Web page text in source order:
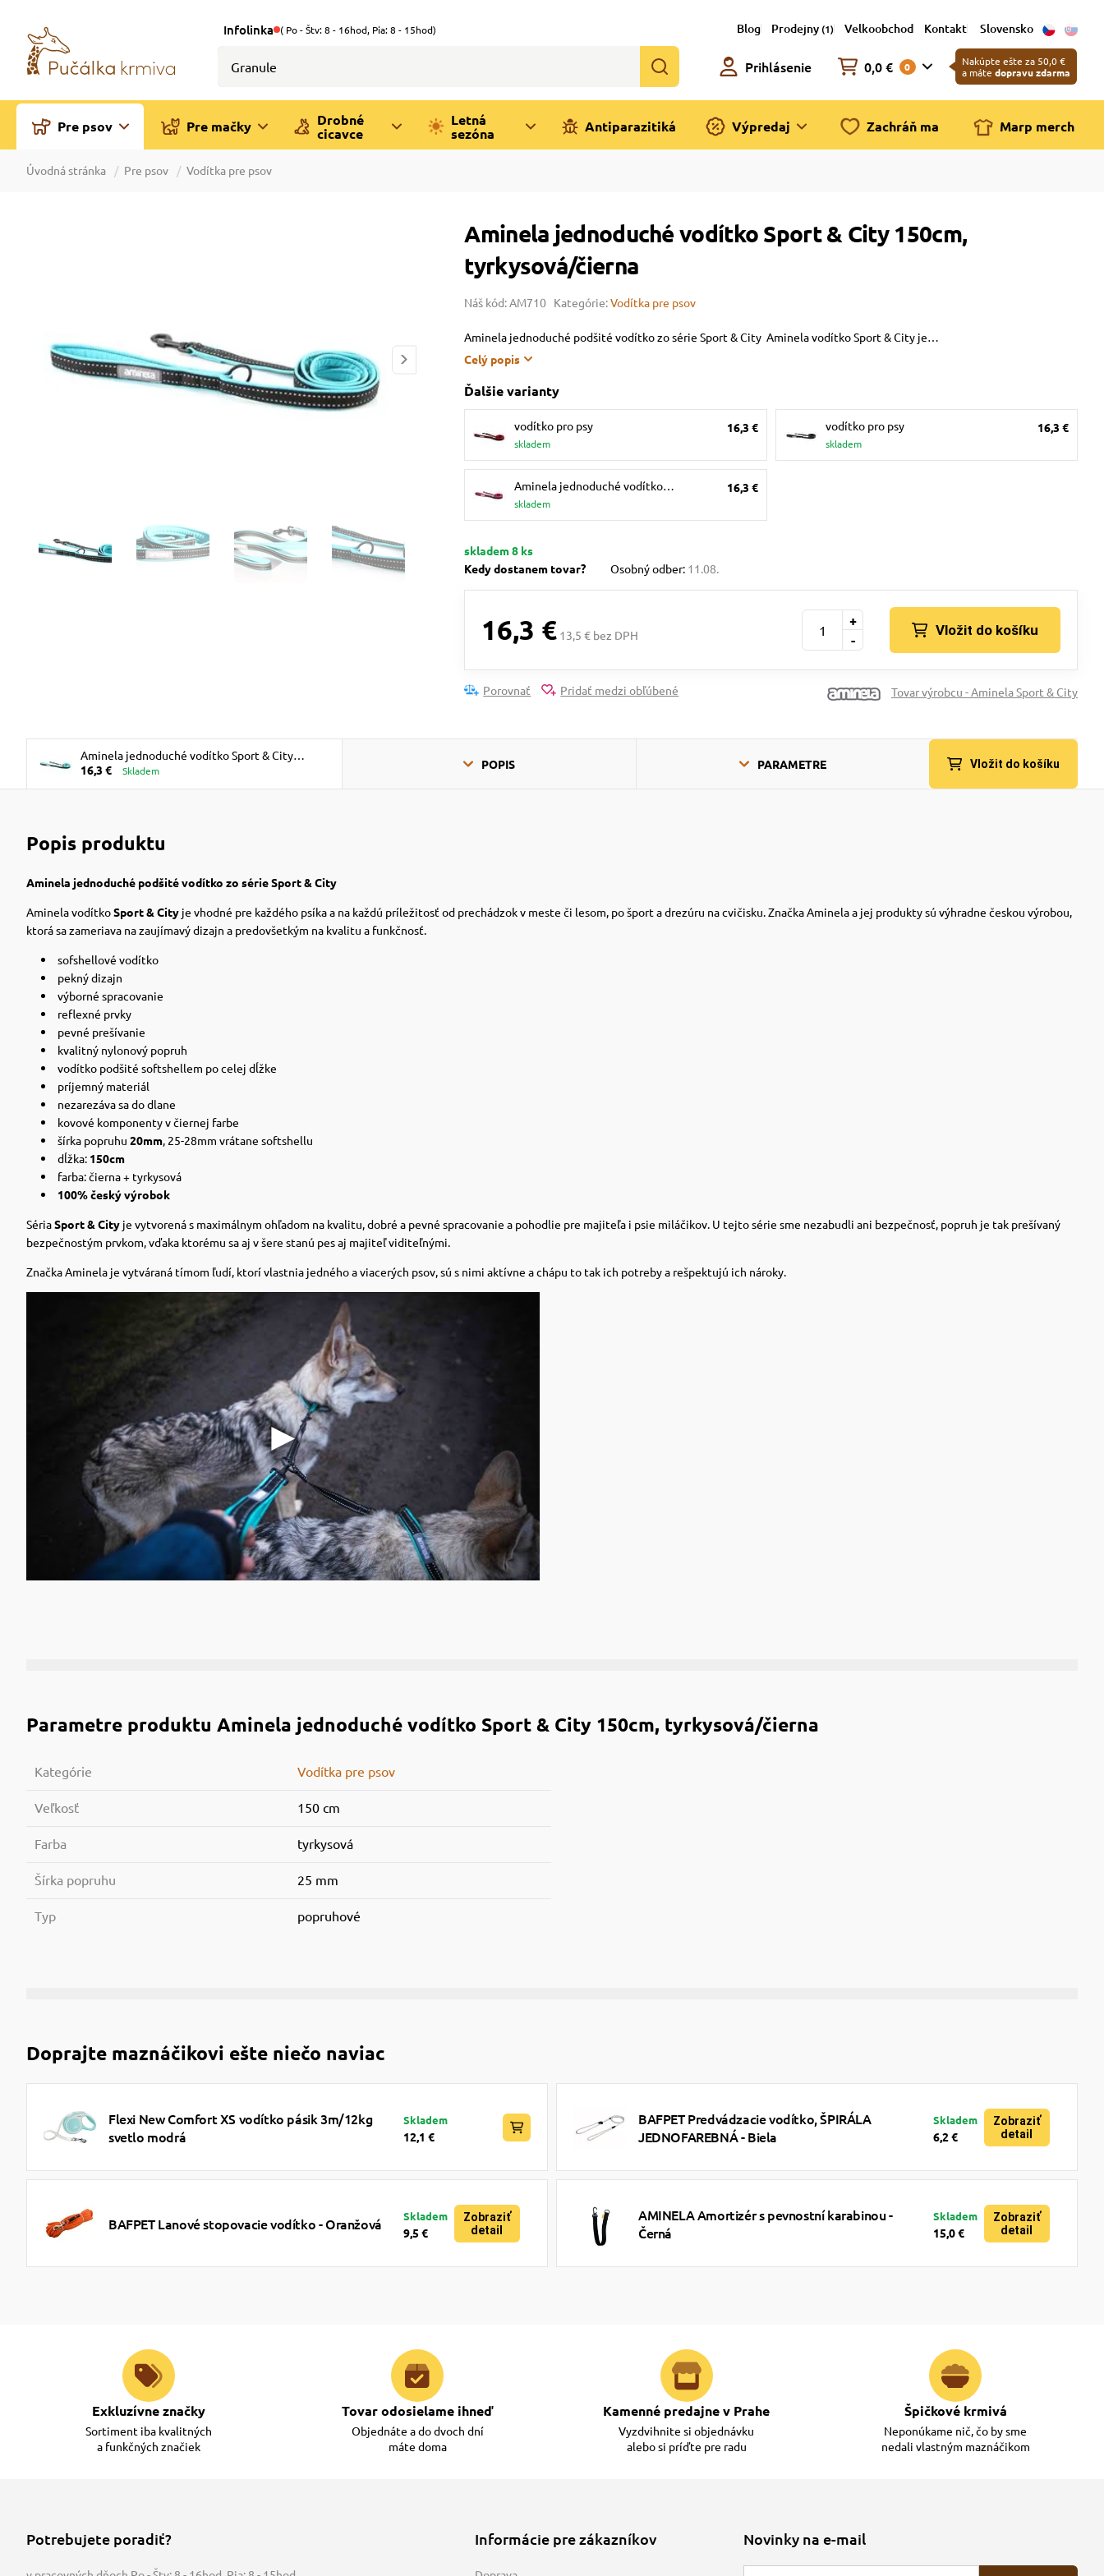
Infolinka ( Po - Štv: 8 - 16hod, Pia: 8 - 15hod) Blog Prodejny (1) Velkoobchod Kontakt Slovensko
Prihlásenie 0,0 € 0
Nakúpte ešte za 50,0 €
a máte dopravu zdarma
Pre psov Pre mačky
Drobné
cicavce
Letná
sezóna
Antiparazitiká Výpredaj Zachráň ma Marp merch
Úvodná stránka Pre psov Vodítka pre psov
Aminela jednoduché vodítko Sport & City 150cm,
tyrkysová/čierna
Náš kód: AM710 Kategórie:Vodítka pre psov
Aminela jednoduché podšité vodítko zo série Sport & City Aminela vodítko Sport & City je…
Celý popis
Ďalšie varianty
vodítko pro psy
skladem
16,3 € vodítko pro psy
skladem
16,3 €
Aminela jednoduché vodítko…
skladem
16,3 €
skladem 8 ks
Kedy dostanem tovar?
Osobný odber: 11.08.
16,3 € 13,5 € bez DPH -
+
Vložit do košíku
Porovnať Pridať medzi obľúbené Tovar výrobcu - Aminela Sport & City
Aminela jednoduché vodítko Sport & City
150cm, tyrkysová/čierna
16,3 € Skladem POPIS PARAMETRE Vložit do košíku
Popis produktu
Aminela jednoduché podšité vodítko zo série Sport & City
Aminela vodítkoSport & City je vhodné pre každého psíka a na každú príležitosť od prechádzok v meste či lesom, po šport a drezúru na cvičisku. Značka Aminela a jej produkty sú výhradne českou výrobou,
ktorá sa zameriava na zaujímavý dizajn a predovšetkým na kvalitu a funkčnosť.
sofshellové vodítko
pekný dizajn
výborné spracovanie
reflexné prvky
pevné prešívanie
kvalitný nylonový popruh
vodítko podšité softshellem po celej dĺžke
príjemný materiál
nezarezáva sa do dlane
kovové komponenty v čiernej farbe
šírka popruhu 20mm, 25-28mm vrátane softshellu
dĺžka:150cm
farba: čierna + tyrkysová
100% český výrobok
SériaSport & City je vytvorená s maximálnym ohľadom na kvalitu, dobré a pevné spracovanie a pohodlie pre majiteľa i psie miláčikov. U tejto série sme nezabudli ani bezpečnosť, popruh je tak prešívaný
bezpečnostým prvkom, vďaka ktorému sa aj v šere stanú pes aj majiteľ viditeľnými.
Značka Aminela je vytváraná tímom ľudí, ktorí vlastnia jedného a viacerých psov, sú s nimi aktívne a chápu to tak ich potreby a rešpektujú ich nároky.
Parametre produktu Aminela jednoduché vodítko Sport & City 150cm, tyrkysová/čierna
Kategórie Vodítka pre psov
Veľkosť 150 cm
Farba tyrkysová
Šírka popruhu 25 mm
Typ popruhové
Doprajte maznáčikovi ešte niečo naviac
Flexi New Comfort XS vodítko pásik 3m/12kg
svetlo modrá
Skladem
12,1 €
BAFPET Predvádzacie vodítko, ŠPIRÁLA
JEDNOFAREBNÁ - Biela
Skladem
6,2 €
Zobraziť
detail
BAFPET Lanové stopovacie vodítko - Oranžová Skladem
9,5 €
Zobraziť
detail
AMINELA Amortizér s pevnostní karabinou -
Černá
Skladem
15,0 €
Zobraziť
detail
Exkluzívne značky
Sortiment iba kvalitných
a funkčných značiek
Tovar odosielame ihneď
Objednáte a do dvoch dní
máte doma
Kamenné predajne v Prahe
Vyzdvihnite si objednávku
alebo si príďte pre radu
Špičkové krmivá
Neponúkame nič, čo by sme
nedali vlastným maznáčikom
Potrebujete poradiť? Informácie pre zákazníkov Novinky na e-mail